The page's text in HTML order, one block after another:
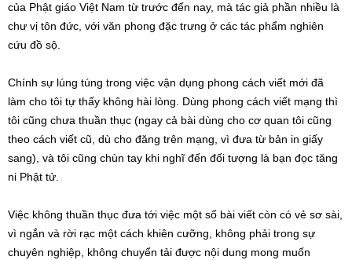
của Phật giáo Việt Nam từ trước đến nay, mà tác giả phần nhiều là
chư vị tôn đức, với văn phong đặc trưng ở các tác phẩm nghiên
cứu đồ sộ.
Chính sự lúng túng trong việc vận dụng phong cách viết mới đã
làm cho tôi tự thấy không hài lòng. Dùng phong cách viết mạng thì
tôi cũng chưa thuần thục (ngay cả bài dùng cho cơ quan tôi cũng
theo cách viết cũ, dù cho đăng trên mạng, vì đưa từ bản in giấy
sang), và tôi cũng chùn tay khi nghĩ đến đối tượng là bạn đọc tăng
ni Phật tử.
Việc không thuần thục đưa tới việc một số bài viết còn có vẻ sơ sài,
vì ngắn và rời rạc một cách khiên cưỡng, không phải trong sự
chuyên nghiệp, không chuyển tải được nội dung mong muốn